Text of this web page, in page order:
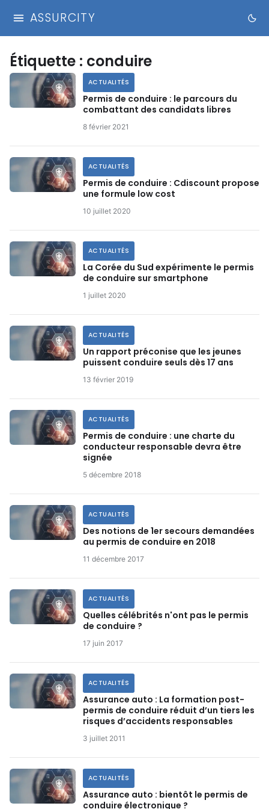
ASSURCITY
Étiquette : conduire
ACTUALITÉS
Permis de conduire : le parcours du
combattant des candidats libres
8 février 2021
ACTUALITÉS
Permis de conduire : Cdiscount propose
une formule low cost
10 juillet 2020
ACTUALITÉS
La Corée du Sud expérimente le permis
de conduire sur smartphone
1 juillet 2020
ACTUALITÉS
Un rapport préconise que les jeunes
puissent conduire seuls dès 17 ans
13 février 2019
ACTUALITÉS
Permis de conduire : une charte du
conducteur responsable devra être
signée
5 décembre 2018
ACTUALITÉS
Des notions de 1er secours demandées
au permis de conduire en 2018
11 décembre 2017
ACTUALITÉS
Quelles célébrités n'ont pas le permis
de conduire ?
17 juin 2017
ACTUALITÉS
Assurance auto : La formation post-
permis de conduire réduit d’un tiers les
risques d’accidents responsables
3 juillet 2011
ACTUALITÉS
Assurance auto : bientôt le permis de
conduire électronique ?